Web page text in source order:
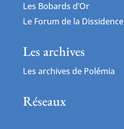
Les Bobards d’Or
Le Forum de la Dissidence
Les archives
Les archives de Polémia
Réseaux